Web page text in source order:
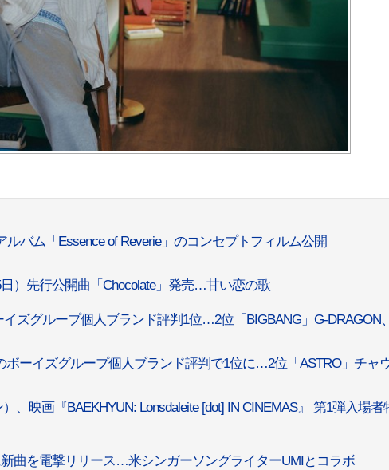
ルバム「Essence of Reverie」のコンセプトフィルム公開
）先行公開曲「Chocolate」発売…甘い恋の歌
イズグループ個人ブランド評判1位…2位「BIGBANG」G-DRAGON
ボーイズグループ個人ブランド評判で1位に…2位「ASTRO」チャ
、映画『BAEKHYUN: Lonsdaleite [dot] IN CINEMAS』 第1弾入場者
新曲を電撃リリース…米シンガーソングライターUMIとコラボ